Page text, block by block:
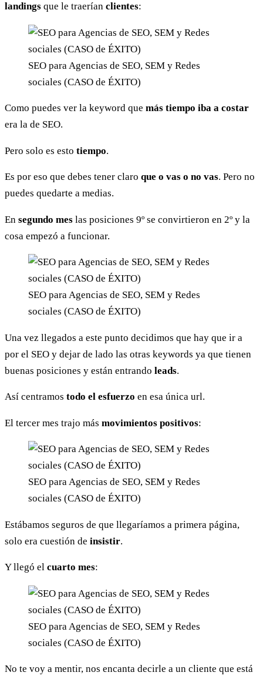
landings que le traerían clientes:
SEO para Agencias de SEO, SEM y Redes
sociales (CASO de ÉXITO)
Como puedes ver la keyword que más tiempo iba a costar
era la de SEO.
Pero solo es esto tiempo.
Es por eso que debes tener claro que o vas o no vas. Pero no
puedes quedarte a medias.
En segundo mes las posiciones 9º se convirtieron en 2º y la
cosa empezó a funcionar.
SEO para Agencias de SEO, SEM y Redes
sociales (CASO de ÉXITO)
Una vez llegados a este punto decidimos que hay que ir a
por el SEO y dejar de lado las otras keywords ya que tienen
buenas posiciones y están entrando leads.
Así centramos todo el esfuerzo en esa única url.
El tercer mes trajo más movimientos positivos:
SEO para Agencias de SEO, SEM y Redes
sociales (CASO de ÉXITO)
Estábamos seguros de que llegaríamos a primera página,
solo era cuestión de insistir.
Y llegó el cuarto mes:
SEO para Agencias de SEO, SEM y Redes
sociales (CASO de ÉXITO)
No te voy a mentir, nos encanta decirle a un cliente que está